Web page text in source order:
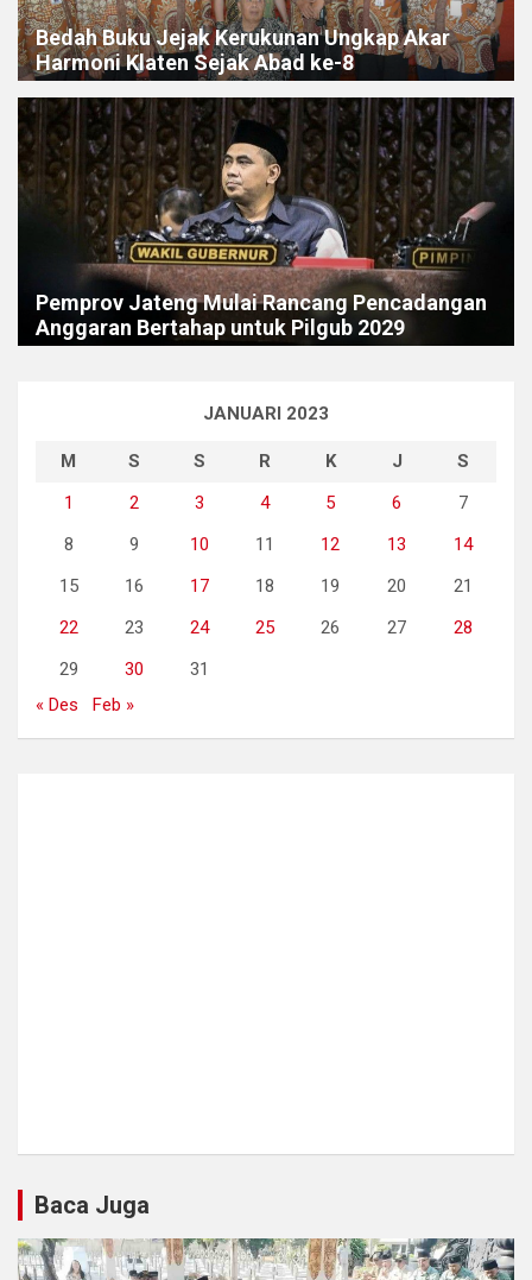
Bedah Buku Jejak Kerukunan Ungkap Akar
Harmoni Klaten Sejak Abad ke-8
Pemprov Jateng Mulai Rancang Pencadangan
Anggaran Bertahap untuk Pilgub 2029
JANUARI 2023
M S S R K J
S
1
2 3 4 5 6
7
8
9 10 11 12 13
14
15
16 17 18 19 20
21
22
23 24 25 26 27
28
29
30
31
« Des
Feb »
Baca Juga